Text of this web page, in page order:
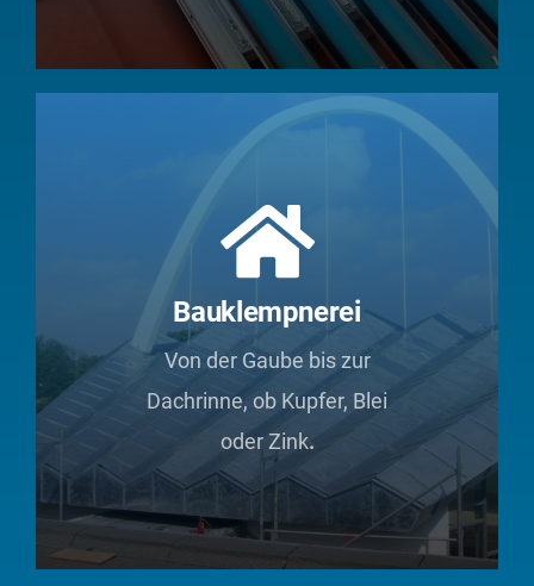
Bauklempnerei
Von der Gaube bis zur
Dachrinne, ob Kupfer, Blei
oder Zink.